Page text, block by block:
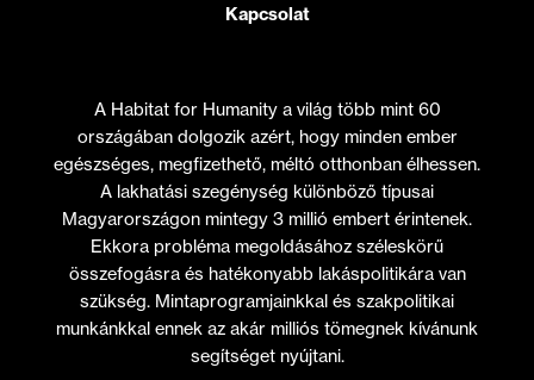
Kapcsolat
A Habitat for Humanity a világ több mint 60
országában dolgozik azért, hogy minden ember
egészséges, megfizethető, méltó otthonban élhessen.
A lakhatási szegénység különböző típusai
Magyarországon mintegy 3 millió embert érintenek.
Ekkora probléma megoldásához széleskörű
összefogásra és hatékonyabb lakáspolitikára van
szükség. Mintaprogramjainkkal és szakpolitikai
munkánkkal ennek az akár milliós tömegnek kívánunk
segítséget nyújtani.